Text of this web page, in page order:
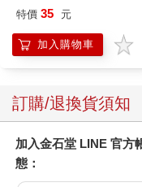
特價 35 元
加入購物車
訂購/退換貨須知
加入金石堂 LINE 官方
態：